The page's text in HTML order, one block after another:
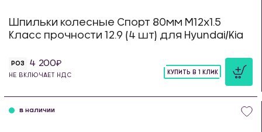
Шпильки колесные Спорт 80мм М12х1.5
Класс прочности 12.9 (4 шт) для Hyundai/Kia
РОЗ 4 200
НЕ ВКЛЮЧАЕТ НДС
КУПИТЬ В 1 КЛИК
в наличии